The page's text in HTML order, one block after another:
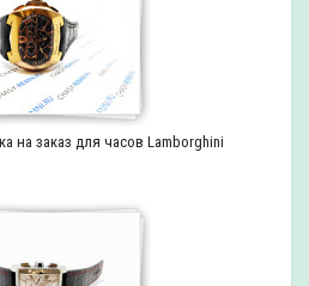
на заказ для часов Lamborghini